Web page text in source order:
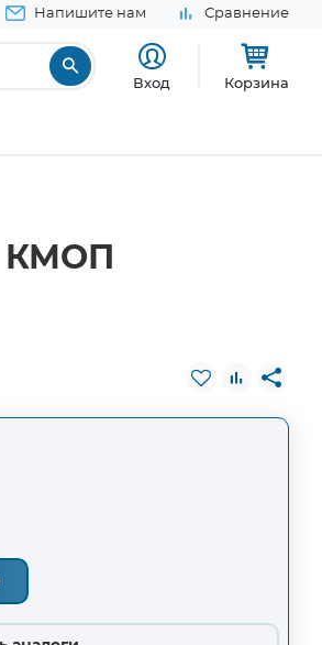
Напишите нам Сравнение
Вход Корзина
КМОП